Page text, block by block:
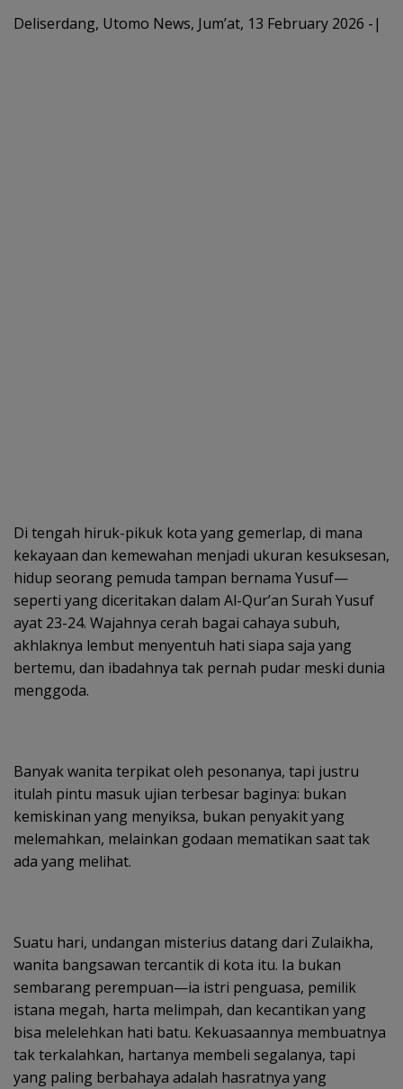
b er l s e
Deliserdang, Utomo News, Jum’at, 13 February 2026 -|
Di tengah hiruk-pikuk kota yang gemerlap, di mana
kekayaan dan kemewahan menjadi ukuran kesuksesan,
hidup seorang pemuda tampan bernama Yusuf—
seperti yang diceritakan dalam Al-Qur’an Surah Yusuf
ayat 23-24. Wajahnya cerah bagai cahaya subuh,
akhlaknya lembut menyentuh hati siapa saja yang
bertemu, dan ibadahnya tak pernah pudar meski dunia
menggoda.
Banyak wanita terpikat oleh pesonanya, tapi justru
itulah pintu masuk ujian terbesar baginya: bukan
kemiskinan yang menyiksa, bukan penyakit yang
melemahkan, melainkan godaan mematikan saat tak
ada yang melihat.
Suatu hari, undangan misterius datang dari Zulaikha,
wanita bangsawan tercantik di kota itu. Ia bukan
sembarang perempuan—ia istri penguasa, pemilik
istana megah, harta melimpah, dan kecantikan yang
bisa melelehkan hati batu. Kekuasaannya membuatnya
tak terkalahkan, hartanya membeli segalanya, tapi
yang paling berbahaya adalah hasratnya yang